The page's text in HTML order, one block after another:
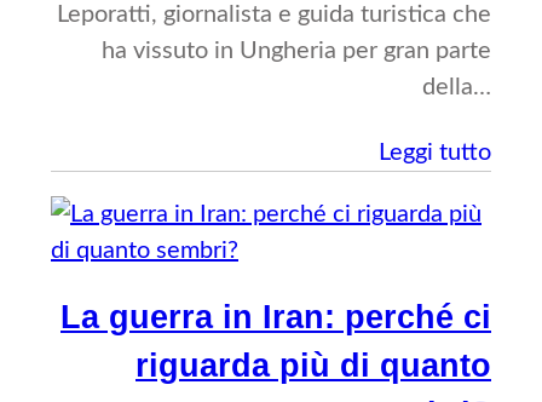
Leporatti, giornalista e guida turistica che
ha vissuto in Ungheria per gran parte
della…
Leggi tutto
La guerra in Iran: perché ci
riguarda più di quanto